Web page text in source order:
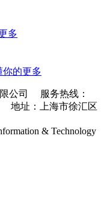
多
你的更多
公司 服务热线：
址：上海市徐汇区
& Technology